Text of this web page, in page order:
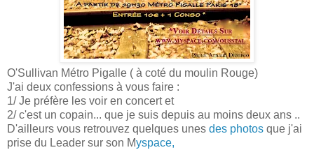
O'Sullivan Métro Pigalle ( à coté du moulin Rouge)
J'ai deux confessions à vous faire :
1/ Je préfère les voir en concert et
2/ c'est un copain... que je suis depuis au moins deux ans ..
D'ailleurs vous retrouvez quelques unes des photos que j'ai
prise du Leader sur son Myspace,